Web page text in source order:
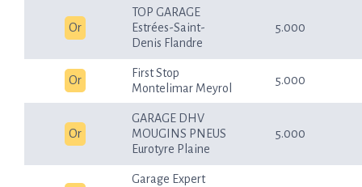
Or
TOP GARAGE
Estrées-Saint-
Denis Flandre
5.000
Or
First Stop
Montelimar Meyrol
5.000
Or
GARAGE DHV
MOUGINS PNEUS
Eurotyre Plaine
5.000
Garage Expert